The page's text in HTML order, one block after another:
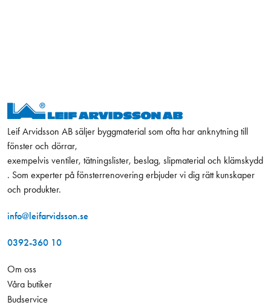
Leif Arvidsson AB säljer byggmaterial som ofta har anknytning till
fönster och dörrar,
exempelvis ventiler, tätningslister, beslag, slipmaterial och klämskydd
. Som experter på fönsterrenovering erbjuder vi dig rätt kunskaper
och produkter.
info@leifarvidsson.se
0392-360 10
Om oss
Våra butiker
Budservice